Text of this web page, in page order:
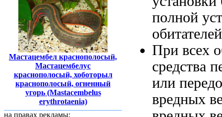
Мастацембел краснополосый,
Мастацембелус
краснополосый, хоботорыл
краснополосый, огненный
угорь (Mastacembelus
erythrotaenia)
на правах рекламы:
полной
обитателей
При всех
средства
или
вредных